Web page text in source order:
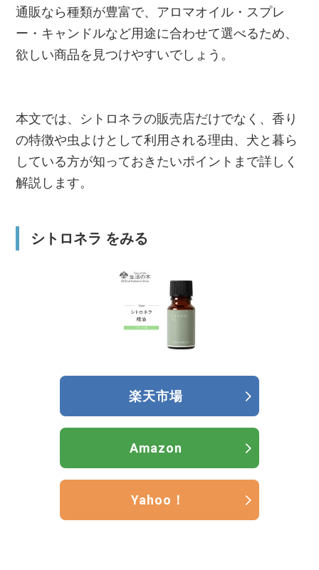
通販なら種類が豊富で、アロマオイル・スプレ
ー・キャンドルなど用途に合わせて選べるため、
欲しい商品を見つけやすいでしょう。
本文では、シトロネラの販売店だけでなく、香り
の特徴や虫よけとして利用される理由、犬と暮ら
している方が知っておきたいポイントまで詳しく
解説します。
シトロネラ をみる
楽天市場
Amazon
Yahoo！